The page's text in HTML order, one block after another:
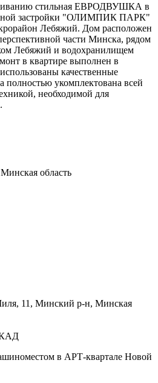
стильная ЕВРОДВУШКА в
застройки "ОЛИМПИК ПАРК"
Лебяжий. Дом расположен
части Минска, рядом
Лебяжий и водохранилищем
в квартире выполнен в
качественные
полностью укомплектована всей
необходимой для
область
11, Минский р-н, Минская
в АРТ-квартале Новой